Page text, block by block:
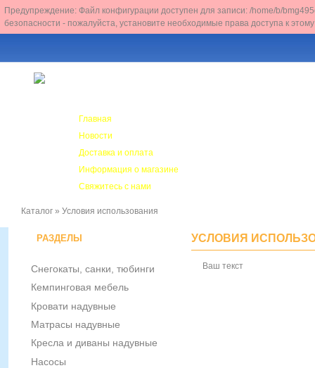
Предупреждение: Файл конфигурации доступен для записи: /home/b/
безопасности - пожалуйста, установите необходимые права доступа к
Главная
Новости
Доставка и оплата
Информация о магазине
Свяжитесь с нами
Каталог » Условия использования
УСЛОВИЯ
Ваш текст
РАЗДЕЛЫ
Снегокаты, санки, тюбинги
Кемпинговая мебель
Кровати надувные
Матрасы надувные
Кресла и диваны надувные
Насосы